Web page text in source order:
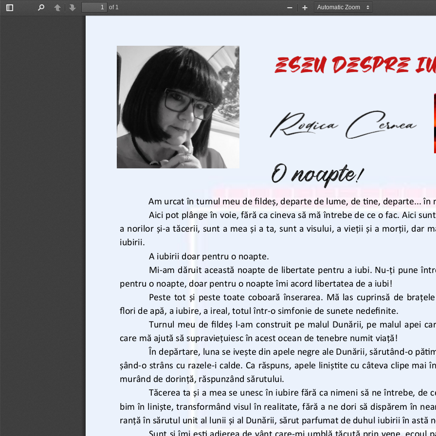
Toggle
PreviousNext
of 1
Zoom
Zoom
Am urcat în turnul meu de fildeș, departe de lume, de tine, departe... în
Aici pot plânge în voie, fără ca cineva să mă întrebe de ce o fac. Aici
a norilor și-a tăcerii, sunt a mea și a ta, sunt a visului, a vieții și a morții, dar
iubirii.
A iubirii doar pentru o noapte.
Mi-am dăruit această noapte de libertate pentru a iubi. Nu-ți pune
pentru o noapte, doar pentru o noapte îmi acord libertatea de a iubi!
Peste tot și peste toate coboară înserarea. Mă las cuprinsă de
flori de apă, a iubire, a ireal, totul într-o simfonie de sunete nedefinite.
Turnul meu de fildeș l-am construit pe malul Dunării, pe malul apei
care mă ajută să supraviețuiesc în acest ocean de tenebre numit viață!
În depărtare, luna se ivește din apele negre ale Dunării, sărutând-o
șând-o strâns cu razele-i calde. Ca răspuns, apele liniștite cu câteva clipe mai
murând de dorință, răspunzând sărutului.
Tăcerea ta și a mea se unesc în iubire fără ca nimeni să ne întrebe, de
bim în liniște, transformând visul în realitate, fără a ne dori să dispărem în
ranță în sărutul unit al lunii și al Dunării, sărut parfumat de duhul iubirii în astă